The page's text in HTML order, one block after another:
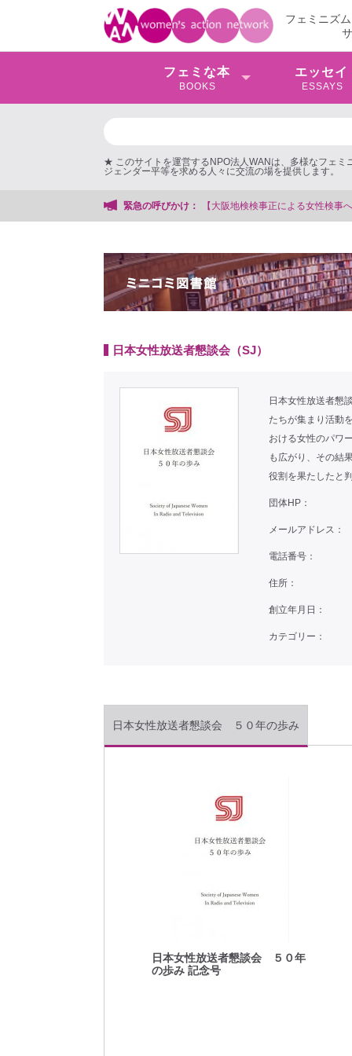
フェミニズ
フェミな本
BOOKS
エッセイ
ESSAYS
★ このサイトを運営するNPO法人WANは、多様なフェミ
ジェンダー平等を求める人々に交流の場を提供します。
緊急の呼びかけ：
【大阪地検検事正による女性検事への性的暴行事件】 ◆女性検事を支援する
日本女性放送者懇談会（SJ）
日本女性放送者懇
たちが集まり活動
おける女性のパワ
も広がり、その結
役割を果たしたと
団体HP：
メールアドレス：
電話番号：
住所：
創立年月日：
カテゴリー：
日本女性放送者懇談会 ５０年の歩み
日本女性放送者懇談会 ５０年
の歩み 記念号